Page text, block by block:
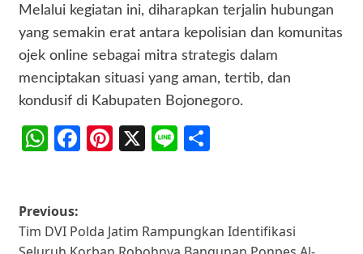
Melalui kegiatan ini, diharapkan terjalin hubungan
yang semakin erat antara kepolisian dan komunitas
ojek online sebagai mitra strategis dalam
menciptakan situasi yang aman, tertib, dan
kondusif di Kabupaten Bojonegoro.
WhatsApp
Facebook
Pinterest
X Line
Post
navigation
Previous:
Tim DVI Polda Jatim Rampungkan Identifikasi